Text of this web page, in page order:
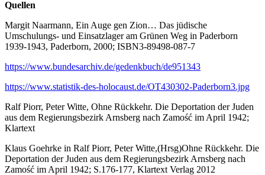
Quellen
Margit Naarmann, Ein Auge gen Zion… Das jüdische
Umschulungs- und Einsatzlager am Grünen Weg in Paderborn
1939-1943, Paderborn, 2000; ISBN3-89498-087-7
https://www.bundesarchiv.de/gedenkbuch/de951343
https://www.statistik-des-holocaust.de/OT430302-Paderborn3.jpg
Ralf Piorr, Peter Witte, Ohne Rückkehr. Die Deportation der Juden
aus dem Regierungsbezirk Arnsberg nach Zamość im April 1942;
Klartext
Klaus Goehrke in Ralf Piorr, Peter Witte,(Hrsg)Ohne Rückkehr. Die
Deportation der Juden aus dem Regierungsbezirk Arnsberg nach
Zamość im April 1942; S.176-177, Klartext Verlag 2012